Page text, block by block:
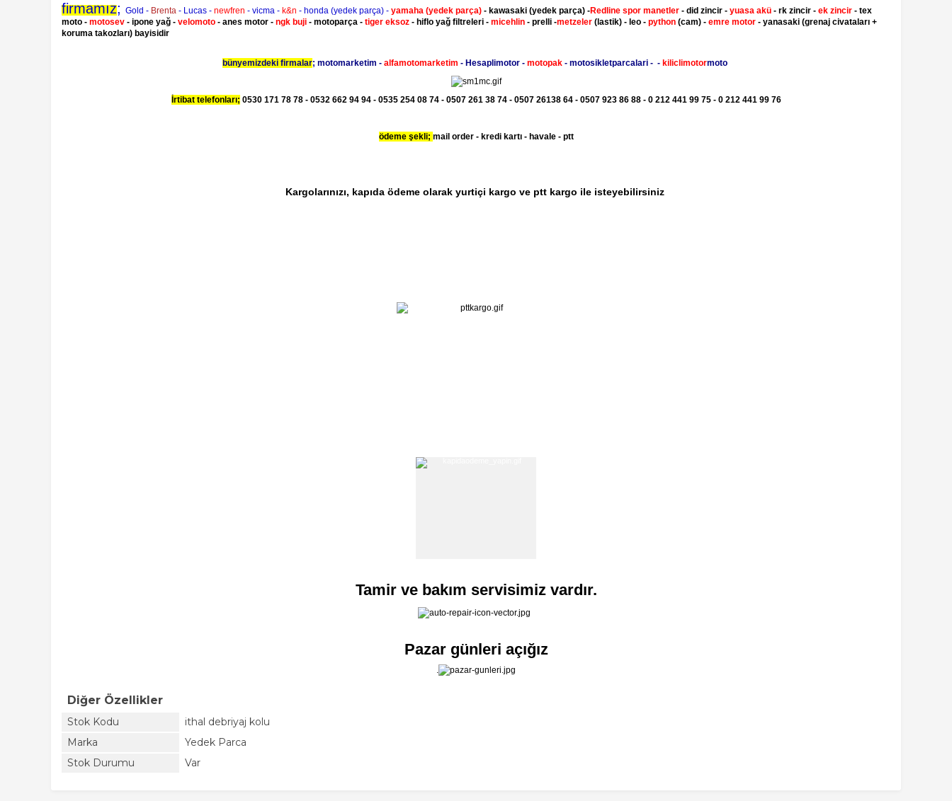
firmamız; Gold - Brenta - Lucas - newfren - vicma - k&n - honda (yedek parça) - yamaha (yedek parça) - kawasaki (yedek parça) -Redline spor manetler - did zincir - yuasa akü - rk zincir - ek zincir - tex
moto - motosev - ipone yağ - velomoto - anes motor - ngk buji - motoparça - tiger eksoz - hiflo yağ filtreleri - micehlin - prelli -metzeler (lastik) - leo - python (cam) - emre motor - yanasaki (grenaj civataları +
koruma takozları) bayisidir
bünyemizdeki firmalar; motomarketim - alfamotomarketim - Hesaplimotor - motopak - motosikletparcalari - - kiliclimotormoto
İrtibat telefonları; 0530 171 78 78 - 0532 662 94 94 - 0535 254 08 74 - 0507 261 38 74 - 0507 26138 64 - 0507 923 86 88 - 0 212 441 99 75 - 0 212 441 99 76
ödeme şekli; mail order - kredi kartı - havale - ptt
Kargolarınızı, kapıda ödeme olarak yurtiçi kargo ve ptt kargo ile isteyebilirsiniz
Tamir ve bakım servisimiz vardır.
Pazar günleri açığız
.
Diğer Özellikler
Stok Kodu
ithal debriyaj kolu
Marka
Yedek Parca
Stok Durumu
Var